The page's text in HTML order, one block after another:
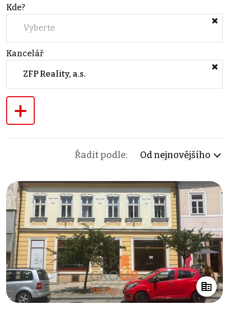
Kde?
Vyberte
Kancelář
ZFP Reality, a.s.
+
Řadit podle: Od nejnovějšího